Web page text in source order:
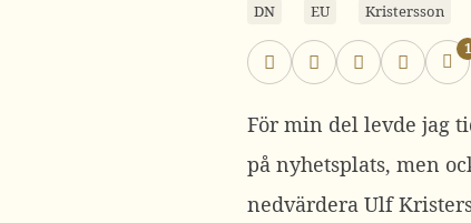
DN EU Kristersson
1
För min del levde jag
på nyhetsplats, men
nedvärdera Ulf